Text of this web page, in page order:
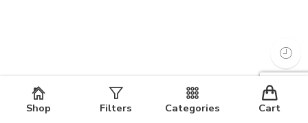
Shop Filters Categories Cart